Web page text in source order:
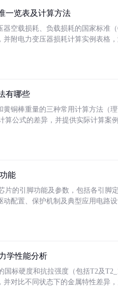
一览表及计算方法
空载损耗、负载损耗的国家标准
附电力变压器损耗计算实例表格
有哪些
黄铜棒重量的三种常用计算方法（
算公式的差异，并提供实际计算
能
片的引脚功能及参数，包括各引
动配置、保护机制及典型应用电路
学性能分析
国标硬度和抗拉强度（包括T2及
对比不同状态下的金属特性差异，